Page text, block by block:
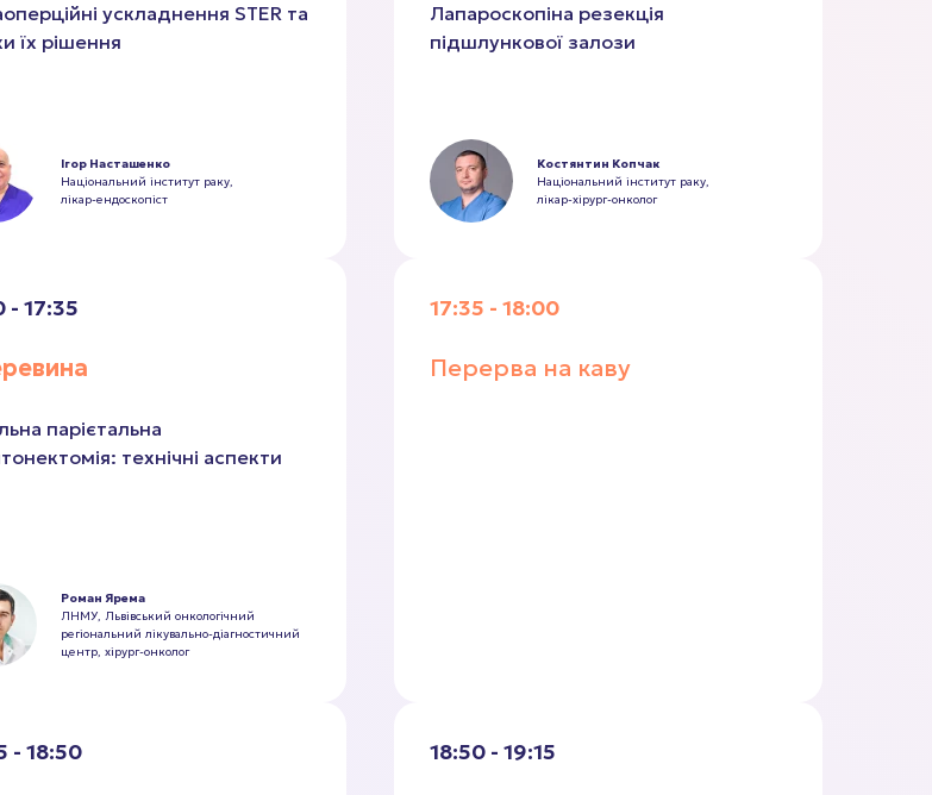
ускладнення STER та
їх рішення
Ігор Насташенко
Національний інститут раку,
лікар-ендоскопіст
Лапароскопіна резекція
підшлункової залози
Костянтин Копчак
Національний інститут раку,
лікар-хірург-онколог
- 17:35
парієтальна
технічні аспекти
Роман Ярема
ЛНМУ, Львівський онкологічний
регіональний лікувально-діагностичний
центр, хірург-онколог
17:35 - 18:00
Перерва на каву
- 18:50 18:50 - 19:15